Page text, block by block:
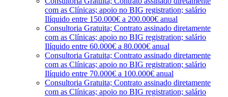
com as Clínicas; apoio no BIG registration; salário
Ilíquido entre 150.000€ a 200.000€ anual
Consultoria Gratuita; Contrato assinado diretamente
com as Clínicas; apoio no BIG registration; salário
Ilíquido entre 60.000€ a 80.000€ anual
Consultoria Gratuita; Contrato assinado diretamente
com as Clínicas; apoio no BIG registration; salário
Ilíquido entre 70.000€ a 100.000€ anual
Consultoria Gratuita; Contrato assinado diretamente
com as Clínicas; apoio no BIG registration; salário